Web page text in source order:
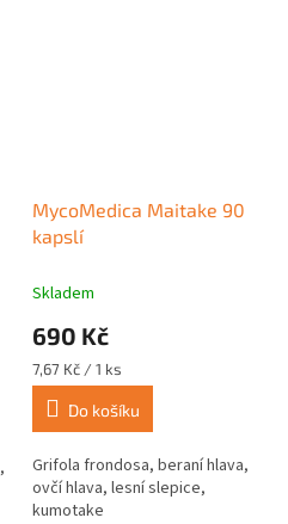
MycoMedica Maitake 90
kapslí
Skladem
690 Kč
Měrná
cena:
7,67 Kč / 1 ks
Do košíku
Grifola frondosa, beraní hlava,
ovčí hlava, lesní slepice,
kumotake